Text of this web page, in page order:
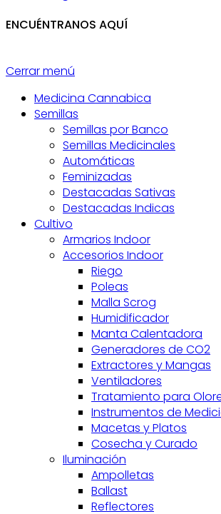
ENCUÉNTRANOS AQUÍ
Cerrar menú
Medicina Cannabica
Semillas
Semillas por Banco
Semillas Medicinales
Automáticas
Feminizadas
Destacadas Sativas
Destacadas Indicas
Cultivo
Armarios Indoor
Accesorios Indoor
Riego
Poleas
Malla Scrog
Humidificador
Manta Calentadora
Generadores de CO2
Extractores y Mangas
Ventiladores
Tratamiento para
Instrumentos de
Macetas y Platos
Cosecha y Curado
Iluminación
Ampolletas
Ballast
Reflectores